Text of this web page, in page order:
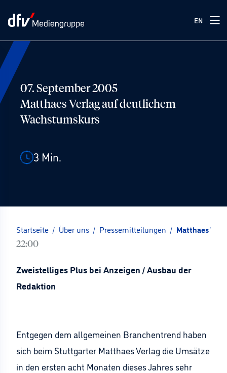
EN
07. September 2005
Matthaes Verlag auf deutlichem
Wachstumskurs
3 Min.
Startseite / Über uns / Pressemitteilungen / Matthaes
22:00
Zweistelliges Plus bei Anzeigen / Ausbau der
Redaktion
Entgegen dem allgemeinen Branchentrend haben
sich beim Stuttgarter Matthaes Verlag die Umsätze
in den ersten acht Monaten dieses Jahres sehr